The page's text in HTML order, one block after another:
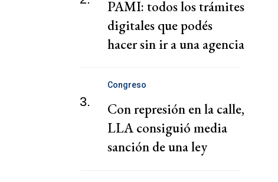
PAMI: todos los trámites
digitales que podés
hacer sin ir a una agencia
3.
Congreso
Con represión en la calle,
LLA consiguió media
sanción de una ley